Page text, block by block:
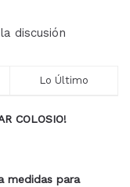
discusión
Lo Último
COLOSIO!
medidas para